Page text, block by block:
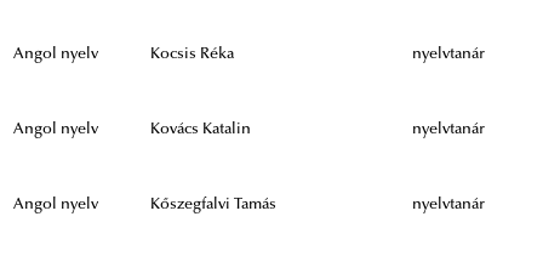
Angol nyelv Kocsis Réka nyelvtanár
Angol nyelv Kovács Katalin nyelvtanár
Angol nyelv Kőszegfalvi Tamás nyelvtanár